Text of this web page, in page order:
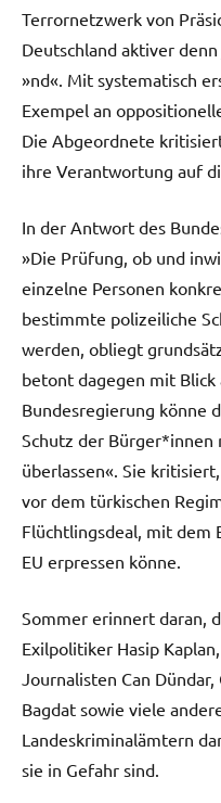
Terrornetzwerk von
Deutschland aktiver
»nd«. Mit systematisch
Exempel an
Die Abgeordnete
ihre Verantwortung auf
In der Antwort des
»Die Prüfung, ob und
einzelne Personen
bestimmte polizeiliche
werden, obliegt
betont dagegen mit Blick
Bundesregierung könne
Schutz der Bürger*innen
überlassen«. Sie
vor dem türkischen
Flüchtlingsdeal, mit dem
EU erpressen könne.
Sommer erinnert daran,
Exilpolitiker Hasip
Journalisten Can
Bagdat sowie viele
Landeskriminalämtern
sie in Gefahr sind.